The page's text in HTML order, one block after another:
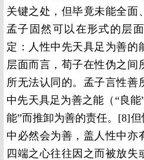
关键之处，但毕竟未能全面
孟子固然可以在形式的层
定：人性中先天具足为善的
层面而言，荀子在性伪之间
所无法认同的。孟子言性善
中先天具足为善之能（“良
能”而推卸为善的责任。[8]
中必然会为善，盖人性中亦
四端之心往往因之而被放失